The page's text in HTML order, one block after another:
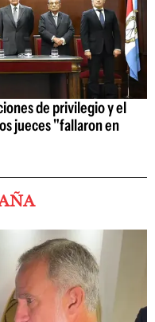
de privilegio y el
jueces "fallaron en